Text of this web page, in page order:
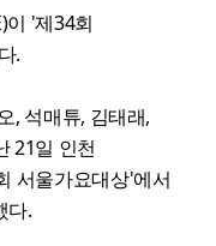
이 '제34회
.
, 석매튜, 김태래,
21일 인천
서울가요대상'에서
다.